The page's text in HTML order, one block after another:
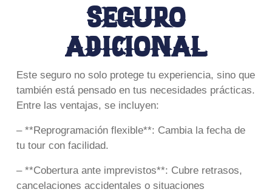
Seguro
adicional
Este seguro no solo protege tu experiencia, sino que
también está pensado en tus necesidades prácticas.
Entre las ventajas, se incluyen:
– **Reprogramación flexible**: Cambia la fecha de
tu tour con facilidad.
– **Cobertura ante imprevistos**: Cubre retrasos,
cancelaciones accidentales o situaciones